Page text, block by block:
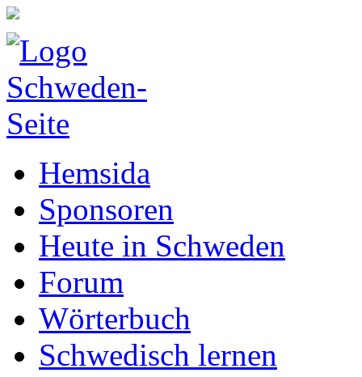
Hemsida
Sponsoren
Heute in Schweden
Forum
Wörterbuch
Schwedisch lernen